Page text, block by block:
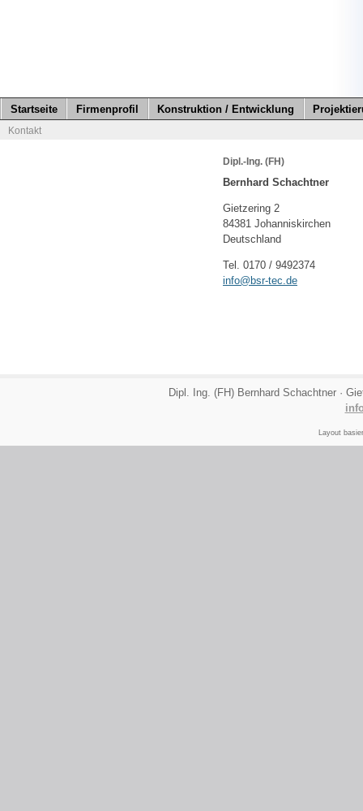
Startseite Firmenprofil Konstruktion / Entwicklung
Kontakt
Dipl.-Ing. (FH)
Bernhard Schachtner
Gietzering 2
84381 Johanniskirchen
Deutschland
Tel. 0170 / 9492374
info@bsr-tec.de
Dipl. Ing. (FH) Bernhard Schachtner ·
Layout